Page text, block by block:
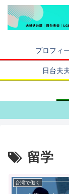
プロフィ
日台夫
留学
台湾で働く